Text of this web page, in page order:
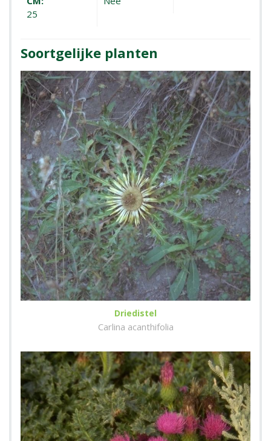
25
Soortgelijke planten
Driedistel
Carlina acanthifolia